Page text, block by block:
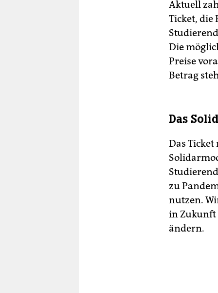
Aktuell
Ticket, die
Die
Preise
Betrag
Das
Das Ticket
zu
nutzen.
in Zukunft
ändern.